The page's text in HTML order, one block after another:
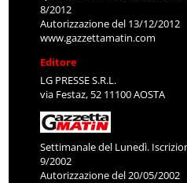
8/2012
Autorizzazione del 13/12/2012
www.gazzettamatin.com
Editore
LG PRESSE S.R.L.
via Festaz, 52 11100 AOSTA
Settimanale del Lunedì.
9/2002
Autorizzazione del 20/05/2002